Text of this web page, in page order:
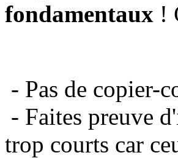
fondamentaux !
- Pas de copier-
- Faites preuve
trop courts car